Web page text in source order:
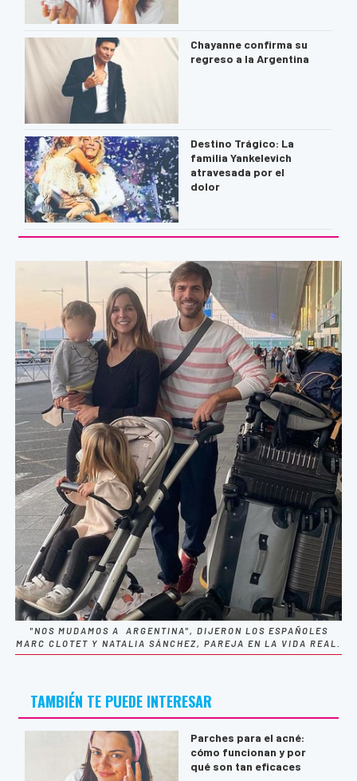
Chayanne confirma su
regreso a la Argentina
Destino Trágico: La
familia Yankelevich
atravesada por el
dolor
"NOS MUDAMOS A ARGENTINA", DIJERON LOS ESPAÑOLES
MARC CLOTET Y NATALIA SÁNCHEZ, PAREJA EN LA VIDA REAL.
TAMBIÉN TE PUEDE INTERESAR
Parches para el acné:
cómo funcionan y por
qué son tan eficaces